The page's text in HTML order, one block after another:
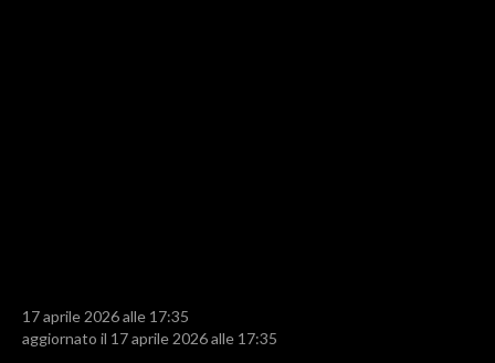
RISULTATI E CLASSIFICHE
17 aprile 2026 alle 17:35
aggiornato il 17 aprile 2026 alle 17:35